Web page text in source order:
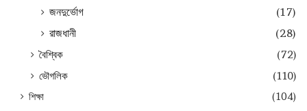
জনদুর্ভোগ
(17)
রাজধানী
(28)
বৈশ্বিক
(72)
ভৌগলিক
(110)
শিক্ষা
(104)